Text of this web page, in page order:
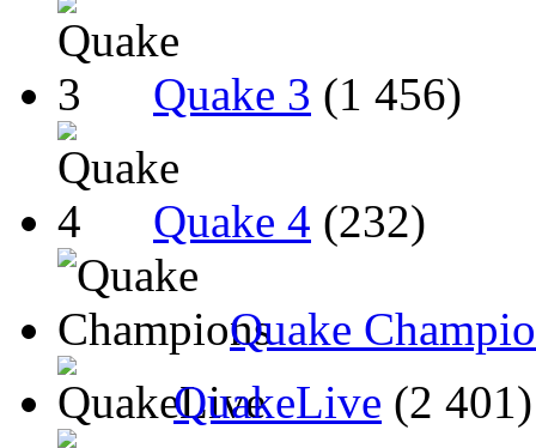
Quake 3 (1 456)
Quake 4 (232)
Quake
QuakeLive (2 401)